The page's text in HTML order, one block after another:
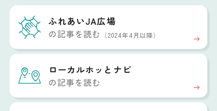
ふれあいJA広場
の記事を読む （2024年4月以降）
ローカルホッと ナビ
の記事を読む